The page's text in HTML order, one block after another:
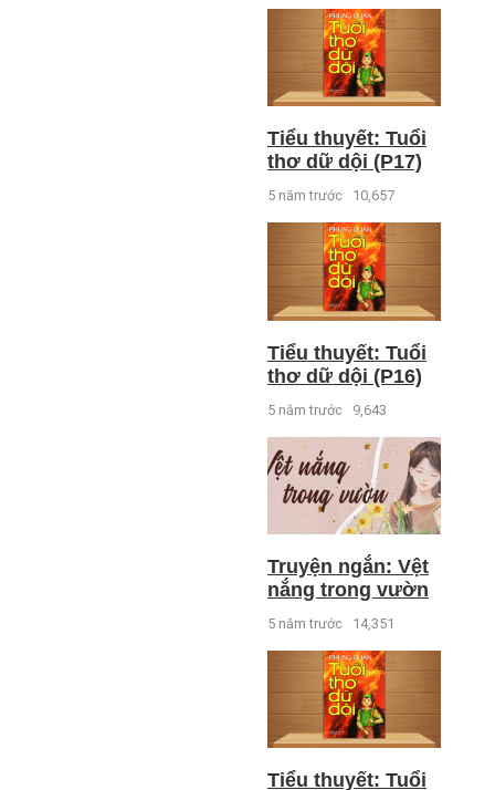
Tiểu thuyết: Tuổi
thơ dữ dội (P17)
5 năm trước 10,657
Tiểu thuyết: Tuổi
thơ dữ dội (P16)
5 năm trước 9,643
Truyện ngắn: Vệt
nắng trong vườn
5 năm trước 14,351
Tiểu thuyết: Tuổi